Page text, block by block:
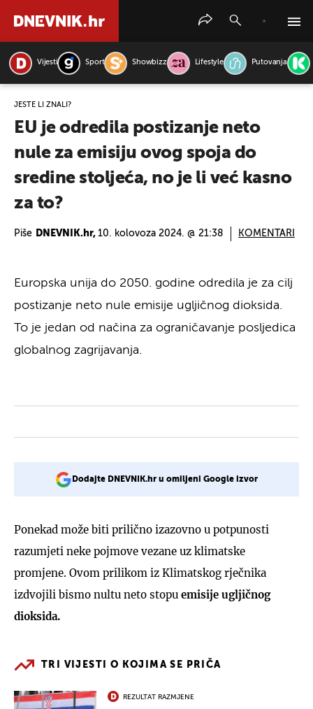
Vijesti Sport Showbizz Lifestyle Putovanja
JESTE LI ZNALI?
EU je odredila postizanje neto
nule za emisiju ovog spoja do
sredine stoljeća, no je li već kasno
za to?
Piše DNEVNIK.hr, 10. kolovoza 2024. @ 21:38 KOMENTARI
Europska unija do 2050. godine odredila je za cilj
postizanje neto nule emisije ugljičnog dioksida.
To je jedan od načina za ograničavanje posljedica
globalnog zagrijavanja.
Dodajte DNEVNIK.hr u omiljeni Google izvor
Ponekad može biti prilično izazovno u potpunosti
razumjeti neke pojmove vezane uz klimatske
promjene. Ovom prilikom iz Klimatskog rječnika
izdvojili bismo nultu neto stopu emisije ugljičnog
dioksida.
TRI VIJESTI O KOJIMA SE PRIČA
REZULTAT RAZMJENE
PRETRAŽITE VIJESTI